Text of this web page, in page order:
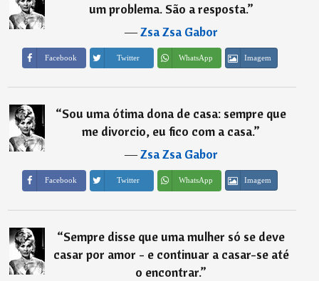
um problema. São a resposta.”
―Zsa Zsa Gabor
Facebook Twitter WhatsApp Imagem
“Sou uma ótima dona de casa: sempre que
me divorcio, eu fico com a casa.”
―Zsa Zsa Gabor
Facebook Twitter WhatsApp Imagem
“Sempre disse que uma mulher só se deve
casar por amor - e continuar a casar-se até
o encontrar.”